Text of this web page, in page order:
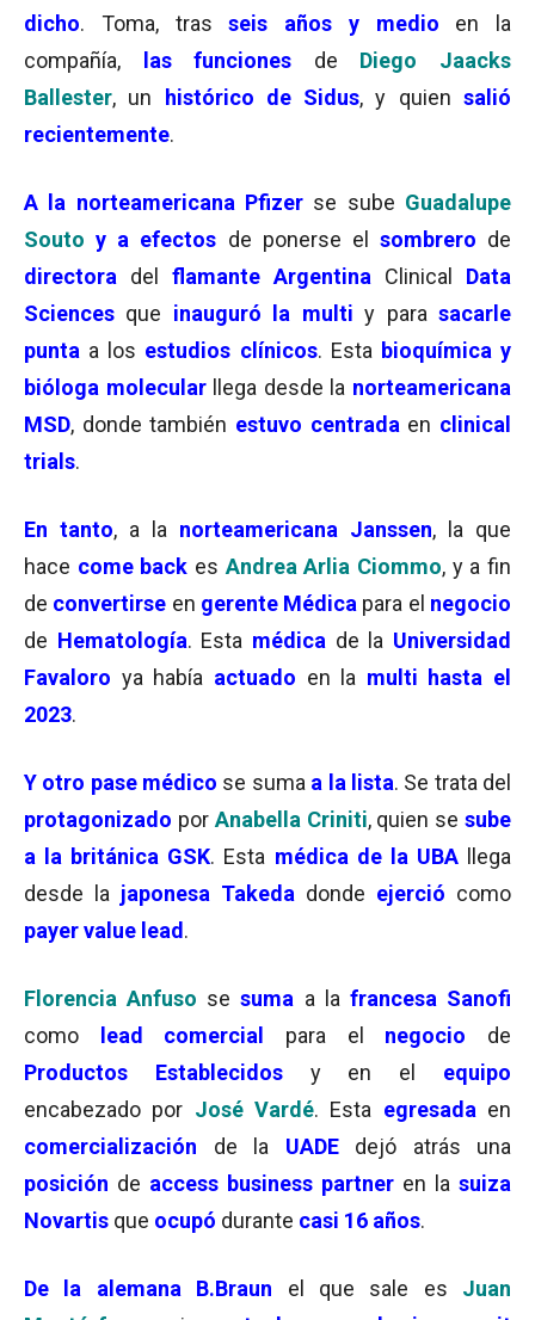
dicho. Toma, tras seis años y medio
en la
compañía,
las funciones de Diego Jaacks
Ballester, un histórico de Sidus, y quiensalió
recientemente.
A la norteamericana Pfizer se sube Guadalupe
Souto y a efectos de ponerse el sombrero de
directora del flamante Argentina Clinical Data
Sciences que inauguró la multi y parasacarle
punta a los estudios clínicos. Esta bioquímica y
bióloga molecularllega desde la norteamericana
MSD, donde también estuvo centrada en clinical
trials.
En tanto, a la norteamericana Janssen, la que
hace come back es Andrea Arlia Ciommo, y a fin
de convertirse en gerente Médica para el negocio
de Hematología. Esta médica de la Universidad
Favaloro ya había actuado en la multi hasta el
2023.
Y otro pase médico se suma a la lista. Se trata del
protagonizado por Anabella Criniti, quien se sube
a la británica GSK. Esta médica de la UBAllega
desde la japonesa Takeda donde ejerció como
payer value lead .
Florencia Anfuso sesuma a la francesa Sanofi
como
lead comercial para el negocio
de
Productos Establecidosy en el equipo
encabezado por José Vardé. Esta egresada en
comercialización de la UADE
dejó atrás una
posición de access business partner en la suiza
Novartis que ocupó durante casi 16 años.
De la alemana B.Braun el que sale es Juan